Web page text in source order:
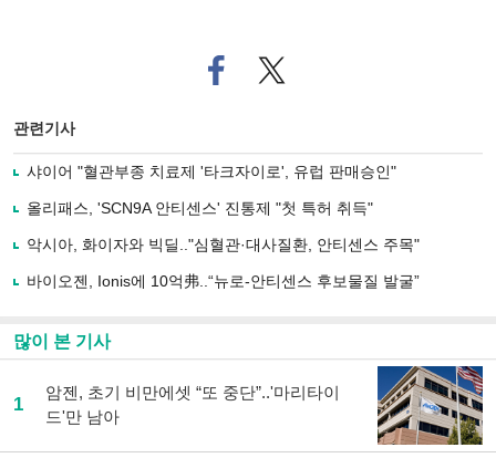
페
이
로
기
사
유
기
트위
터로
관련기사
샤이어 "혈관부종 치료제 '타크자이로', 유럽 판매승인"
올리패스, 'SCN9A 안티센스' 진통제 "첫 특허 취득"
악시아, 화이자와 빅딜.."심혈관·대사질환, 안티센스 주목"
바이오젠, Ionis에 10억弗..“뉴로-안티센스 후보물질 발굴”
많이 본 기사
1
암젠, 초기 비만에셋 “또 중단”..'마리타이
드'만 남아